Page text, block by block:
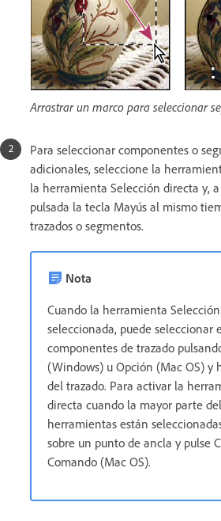
Arrastrar un marco para seleccionar
Para seleccionar componentes o
adicionales, seleccione la
la herramienta Selección directa y,
pulsada la tecla Mayús al mismo
trazados o segmentos.
Nota
Cuando la herramienta
seleccionada, puede seleccionar
componentes de trazado
(Windows) u Opción (Mac OS) y
del trazado. Para activar la
directa cuando la mayor parte
herramientas están
sobre un punto de ancla y pulse
Comando (Mac OS).